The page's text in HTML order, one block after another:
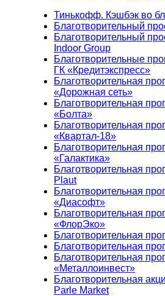
Тинькофф. Кэшбэк во
Благотворительный
Благотворительный
Indoor Group
Благотворительные
ГК «Кредитэкспресс»
Благотворительная
«Дорожная сеть»
Благотворительная
«Болта»
Благотворительная
«Квартал-18»
Благотворительная
«Галактика»
Благотворительная
Plaut
Благотворительная
«Диасофт»
Благотворительная
«ФлорЭко»
Благотворительная
Благотворительная
Благотворительная
«Металлоинвест»
Благотворительная
Parle Market